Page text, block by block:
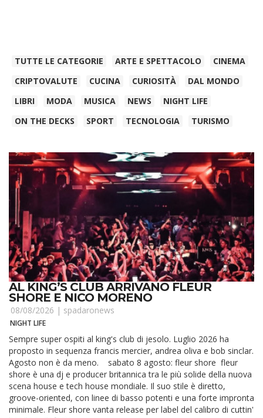
TUTTE LE CATEGORIE ARTE E SPETTACOLO
CINEMA
CRIPTOVALUTE
CUCINA CURIOSITÀ
DAL MONDO
LIBRI
MODA MUSICA NEWS
NIGHT LIFE
ON THE DECKS
SPORT TECNOLOGIA TURISMO
AL KING’S CLUB ARRIVANO FLEUR
SHORE E NICO MORENO
08/08/2026 | spadaronews
NIGHT LIFE
Sempre super ospiti al king's club di jesolo. Luglio 2026 ha
proposto in sequenza francis mercier, andrea oliva e bob sinclar.
Agosto non è da meno. sabato 8 agosto: fleur shore fleur
shore è una dj e producer britannica tra le più solide della nuova
scena house e tech house mondiale. Il suo stile è diretto,
groove-oriented, con linee di basso potenti e una forte impronta
minimale. Fleur shore vanta release per label del calibro di cuttin'